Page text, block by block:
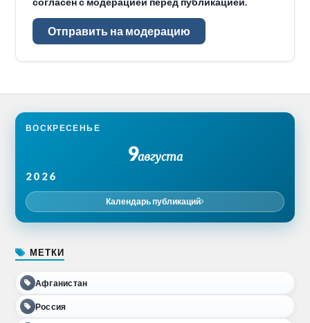
Отправить на модерацию
ВОСКРЕСЕНЬЕ
9августа
2026
Календарь публикаций
МЕТКИ
Афганистан
Россия